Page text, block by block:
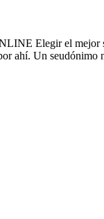
Elegir el mejor
ahí. Un